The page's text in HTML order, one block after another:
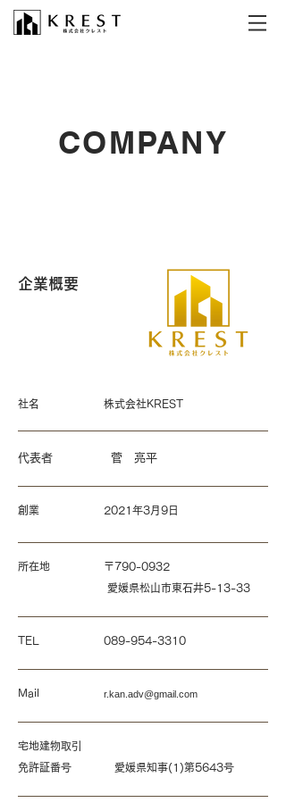
COMPANY
​企業概要
​社名 株式会社KREST
​代表者 菅 亮平
​創業 2021年3月9日
​所在地 〒790-0932
愛媛県松山市東石井5-13-33
​TEL 089-954-3310
​Mail r.kan.adv@gmail.com
​宅地建物取引
免許証番号 愛媛県知事(1)第5643号